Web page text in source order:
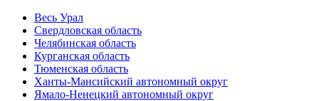
Весь Урал
Свердловская область
Челябинская область
Курганская область
Тюменская область
Ханты-Мансийский автономный округ
Ямало-Ненецкий автономный округ